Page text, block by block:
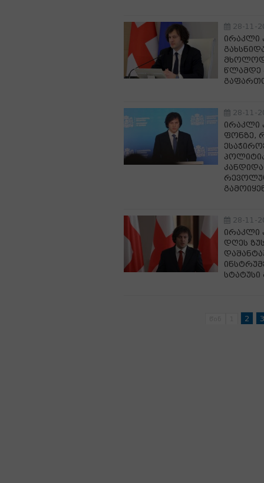
28-11-
ირაკლი
მხოლოდ
წლამდე
28-11-
ირაკლი
ფონზე,
28-11-
ირაკლი
დღეს
2 3